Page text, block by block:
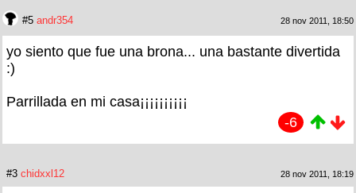
#5 andr354 28 nov 2011, 18:50
yo siento que fue una brona... una bastante divertida
:)
Parrillada en mi casa¡¡¡¡¡¡¡¡¡¡
-6
#3 chidxxl12 28 nov 2011, 18:19